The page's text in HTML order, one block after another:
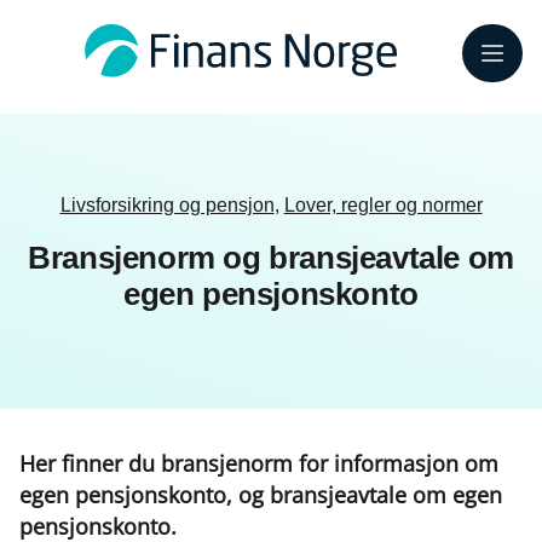
Meny
Livsforsikring og pensjon, Lover, regler og normer
Bransjenorm og bransjeavtale om
egen pensjonskonto
Her finner du bransjenorm for informasjon om
egen pensjonskonto, og bransjeavtale om egen
pensjonskonto.